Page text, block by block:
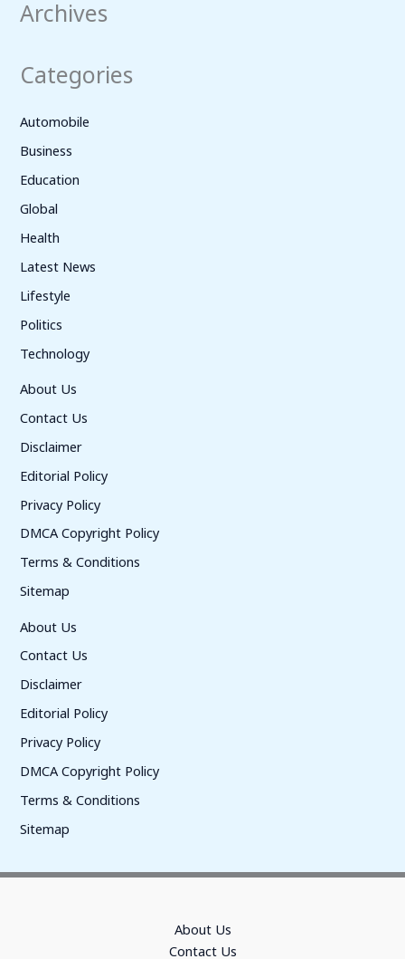
Archives
Categories
Automobile
Business
Education
Global
Health
Latest News
Lifestyle
Politics
Technology
About Us
Contact Us
Disclaimer
Editorial Policy
Privacy Policy
DMCA Copyright Policy
Terms & Conditions
Sitemap
About Us
Contact Us
Disclaimer
Editorial Policy
Privacy Policy
DMCA Copyright Policy
Terms & Conditions
Sitemap
About Us
Contact Us